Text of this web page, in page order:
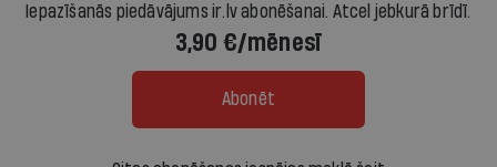
Iepazīšanās piedāvājums ir.lv abonēšanai. Atcel jebkurā brīdī.
3,90 €/mēnesī
Abonēt